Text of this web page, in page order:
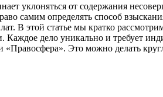
уклоняться от содержания
самим определять способ
В этой статье мы кратко
Каждое дело уникально и требует
Это можно делать